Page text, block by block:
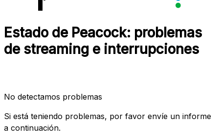
Estado de Peacock: problemas
de streaming e interrupciones
No detectamos problemas
Si está teniendo problemas, por favor envíe un informe
a continuación.